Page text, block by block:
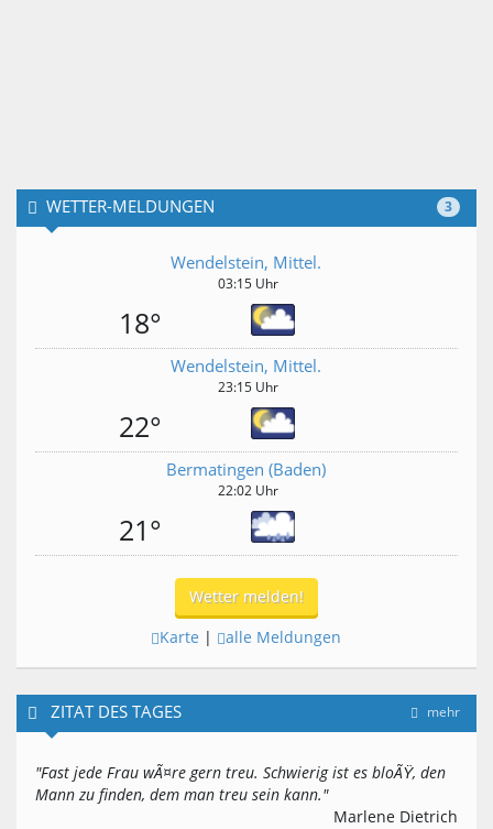
3
WETTER-MELDUNGEN
Wendelstein, Mittel.
03:15 Uhr
18°
Wendelstein, Mittel.
23:15 Uhr
22°
Bermatingen (Baden)
22:02 Uhr
21°
Wetter melden!
Karte | alle Meldungen
mehr
ZITAT DES TAGES
"Fast jede Frau wÃ¤re gern treu. Schwierig ist es bloÃŸ, den
Mann zu finden, dem man treu sein kann."
Marlene Dietrich